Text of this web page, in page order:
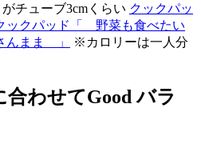
チューブ3cmくらい クックパッ
ックパッド「 野菜も食べたい
んまま 」
※カロリーは一人分
わせてGood バラ